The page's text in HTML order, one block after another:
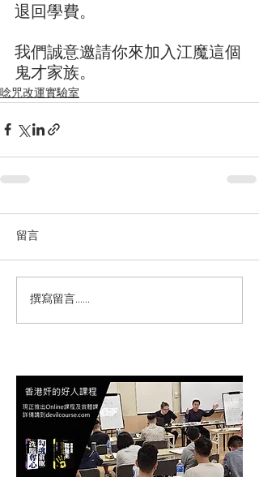
退回學費。
我們誠意邀請你來加入江魔這個
鬼才家族。
唸咒改運實驗室
留言
撰寫留言......